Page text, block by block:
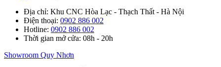
Địa chỉ: Khu CNC Hòa Lạc - Thạch Thất - Hà Nội
Điện thoại: 0902 886 002
Hotline: 0902 886 002
Thời gian mở cửa: 08h - 20h
Showroom Quy Nhơn